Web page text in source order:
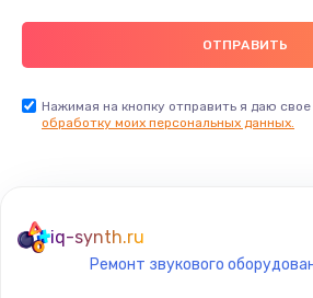
Заказать
Замена
Нажимая на кнопку отправить я даю свое
обработку моих персональных данных.
iq-synth.ru
Ремонт звукового